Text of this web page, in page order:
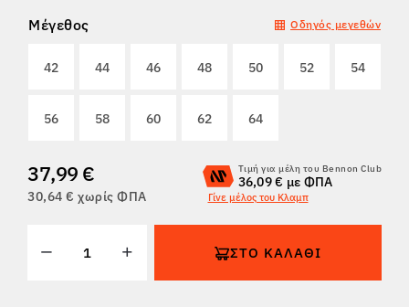
ΕΠΙΣΤΡΟΦΈΣ
Μέγεθος Οδηγός μεγεθών
42 44 46 48 50 52 54
56 58 60 62 64
37,99 €
30,64 € χωρίς ΦΠΑ
Τιμή για μέλη του Bennon Club
36,09 € με ΦΠΑ
Γίνε μέλος του Κλαμπ
ΣΤΟ ΚΑΛΆΘΙ